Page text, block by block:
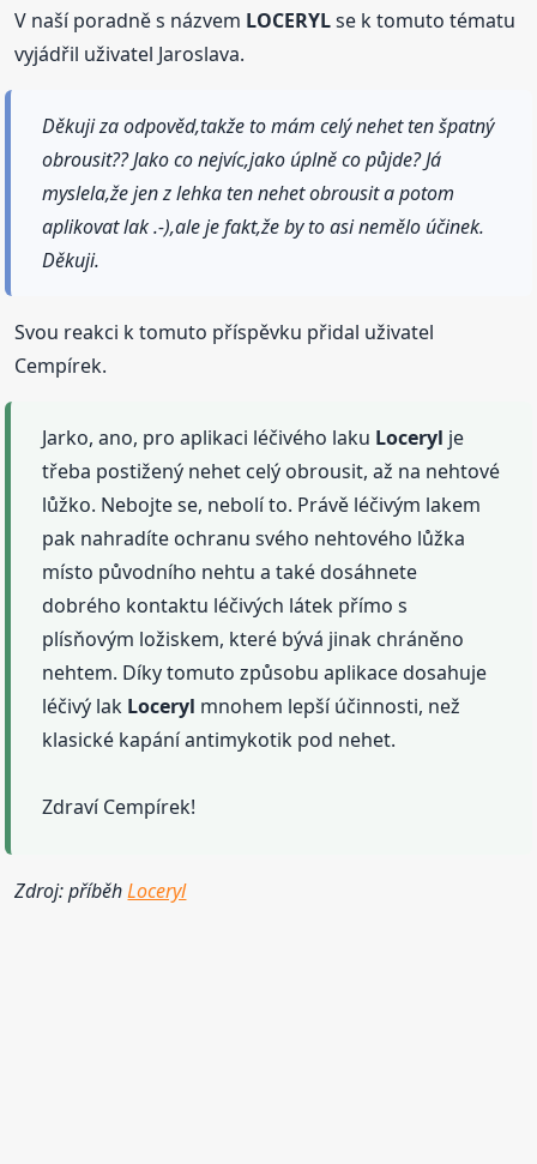
V naší poradně s názvem LOCERYLse k tomuto tématu
vyjádřil uživatel Jaroslava.
Děkuji za odpověd,takže to mám celý nehet ten špatný
obrousit?? Jako co nejvíc,jako úplně co půjde? Já
myslela,že jen z lehka ten nehet obrousit a potom
aplikovat lak .-),ale je fakt,že by to asi nemělo účinek.
Děkuji.
Svou reakci k tomuto příspěvku přidal uživatel
Cempírek.
Jarko, ano, pro aplikaci léčivého laku Loceryl je
třeba postižený nehet celý obrousit, až na nehtové
lůžko. Nebojte se, nebolí to. Právě léčivým lakem
pak nahradíte ochranu svého nehtového lůžka
místo původního nehtu a také dosáhnete
dobrého kontaktu léčivých látek přímo s
plísňovým ložiskem, které bývá jinak chráněno
nehtem. Díky tomuto způsobu aplikace dosahuje
léčivý lak Loceryl mnohem lepší účinnosti, než
klasické kapání antimykotik pod nehet.
Zdraví Cempírek!
Zdroj: příběhLoceryl